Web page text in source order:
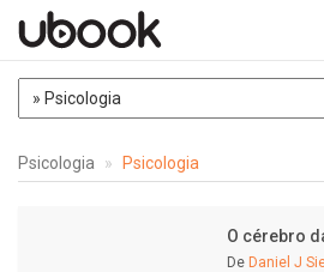
Psicologia Psicologia
O cérebro
De Daniel J